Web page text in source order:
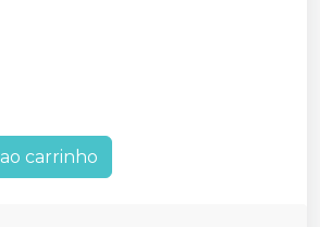
carrinho